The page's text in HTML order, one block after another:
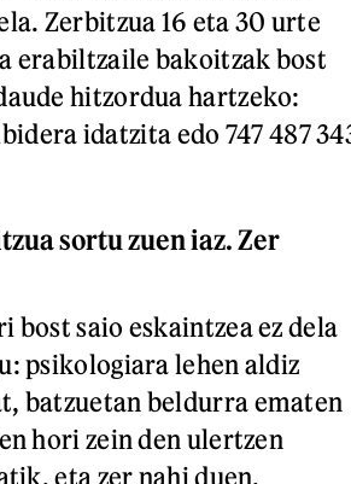
Zerbitzua 16 eta 30 urte
erabiltzaile bakoitzak bost
hitzordua hartzeko:
idatzita edo 747 487
sortu zuen iaz. Zer
bost saio eskaintzea ez dela
psikologiara lehen aldiz
batzuetan beldurra ematen
hori zein den ulertzen
eta zer nahi duen.